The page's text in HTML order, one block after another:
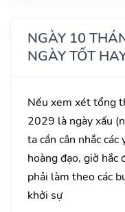
NGÀY 10
NGÀY TỐT
Nếu xem xét tổng
2029 là ngày xấu
ta cần cân nhắc
hoàng đạo, giờ hắc
phải làm theo các
khởi sự